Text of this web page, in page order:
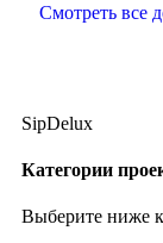
Смотреть все
SipDelux
Категории
Выберите ниже